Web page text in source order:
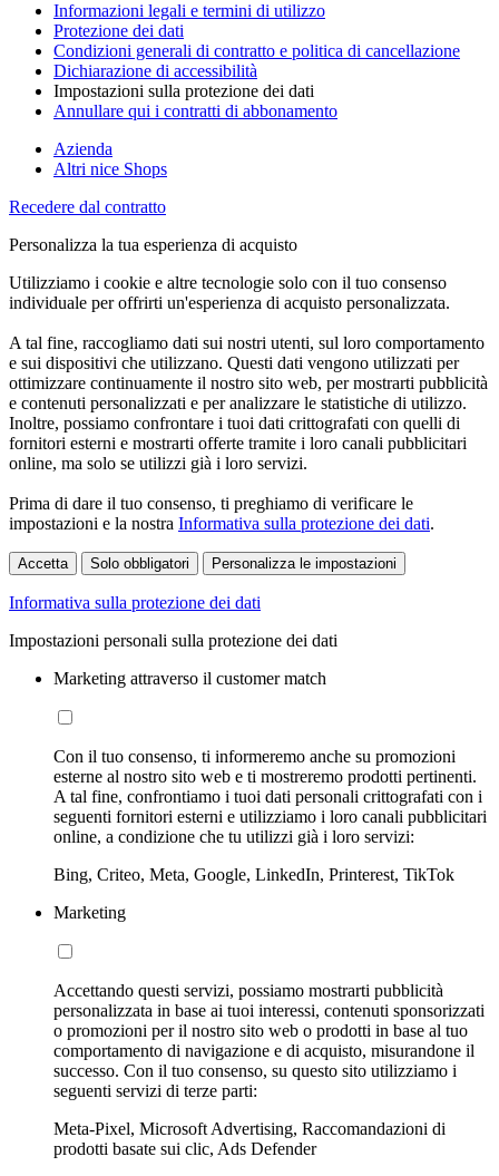
Informazioni legali e termini di utilizzo
Protezione dei dati
Condizioni generali di contratto e politica di cancellazione
Dichiarazione di accessibilità
Impostazioni sulla protezione dei dati
Annullare qui i contratti di abbonamento
Azienda
Altri nice Shops
Recedere dal contratto
Personalizza la tua esperienza di acquisto
Utilizziamo i cookie e altre tecnologie solo con il tuo consenso
individuale per offrirti un'esperienza di acquisto personalizzata.
A tal fine, raccogliamo dati sui nostri utenti, sul loro comportamento
e sui dispositivi che utilizzano. Questi dati vengono utilizzati per
ottimizzare continuamente il nostro sito web, per mostrarti pubblicità
e contenuti personalizzati e per analizzare le statistiche di utilizzo.
Inoltre, possiamo confrontare i tuoi dati crittografati con quelli di
fornitori esterni e mostrarti offerte tramite i loro canali pubblicitari
online, ma solo se utilizzi già i loro servizi.
Prima di dare il tuo consenso, ti preghiamo di verificare le
impostazioni e la nostra Informativa sulla protezione dei dati.
Accetta Solo obbligatori Personalizza le impostazioni
Informativa sulla protezione dei dati
Impostazioni personali sulla protezione dei dati
Marketing attraverso il customer match
Con il tuo consenso, ti informeremo anche su promozioni
esterne al nostro sito web e ti mostreremo prodotti pertinenti.
A tal fine, confrontiamo i tuoi dati personali crittografati con i
seguenti fornitori esterni e utilizziamo i loro canali pubblicitari
online, a condizione che tu utilizzi già i loro servizi:
Bing, Criteo, Meta, Google, LinkedIn, Printerest, TikTok
Marketing
Accettando questi servizi, possiamo mostrarti pubblicità
personalizzata in base ai tuoi interessi, contenuti sponsorizzati
o promozioni per il nostro sito web o prodotti in base al tuo
comportamento di navigazione e di acquisto, misurandone il
successo. Con il tuo consenso, su questo sito utilizziamo i
seguenti servizi di terze parti:
Meta-Pixel, Microsoft Advertising, Raccomandazioni di
prodotti basate sui clic, Ads Defender